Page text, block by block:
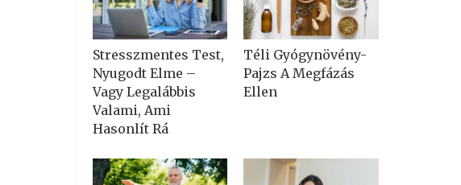
Stresszmentes Test,
Nyugodt Elme –
Vagy Legalábbis
Valami, Ami
Hasonlít Rá
Téli Gyógynövény-
Pajzs A Megfázás
Ellen